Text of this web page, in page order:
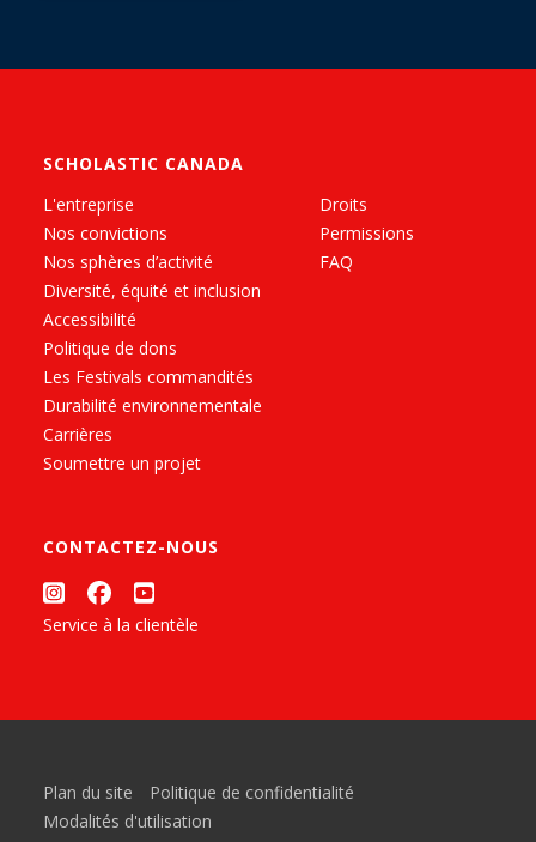
SCHOLASTIC CANADA
L'entreprise
Nos convictions
Nos sphères d’activité
Diversité, équité et inclusion
Accessibilité
Politique de dons
Les Festivals commandités
Durabilité environnementale
Carrières
Soumettre un projet
Droits
Permissions
FAQ
CONTACTEZ-NOUS
Service à la clientèle
Plan du site
Politique de confidentialité
Modalités d'utilisation